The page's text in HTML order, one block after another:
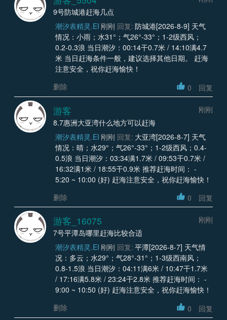
9号防城港赶海几点
潮汐表精灵.EI 刚刚 回复: 防城港[2026-8-9] 天气
情况：小雨；水31°；气26°-33°；1-2级西风；
0.2-0.3浪 当日潮汐：00:14干0.7米 / 14:10满4.7
米 当日赶海条件一般，建议选择其他日期。 赶海
注意安全，祝你赶海愉快！
删除
0 回复
游客
刚刚
8.7惠洲大亚湾什么地方可以赶海
潮汐表精灵.EI 刚刚 回复: 大亚湾[2026-8-7] 天气
情况：晴；水29°；气26°-33°；1-2级西风；0.4-
0.5浪 当日潮汐：03:34满1.7米 / 09:53干0.7米 /
16:32满1米 / 18:55干0.9米 推荐赶海时间： -
5:20 ~ 10:00 (好) 赶海注意安全，祝你赶海愉快！
删除
0 回复
游客_16075
刚刚
7号平潭岛哪里赶海比较合适
潮汐表精灵.EI 刚刚 回复: 平潭[2026-8-7] 天气情
况：多云；水29°；气28°-31°；1-3级西南风；
0.8-1.5浪 当日潮汐：04:11满6米 / 10:47干1.7米
/ 17:16满5.8米 / 23:24干2.8米 推荐赶海时间： -
9:00 ~ 10:50 (好) 赶海注意安全，祝你赶海愉快！
删除
0 回复